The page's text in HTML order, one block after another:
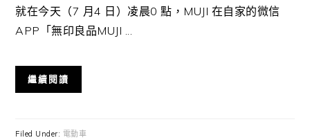
就在今天（7 月4 日）凌晨0 點，MUJI 在自家的微信
APP「無印良品MUJI ...
繼續閱讀
Filed Under: 電動車